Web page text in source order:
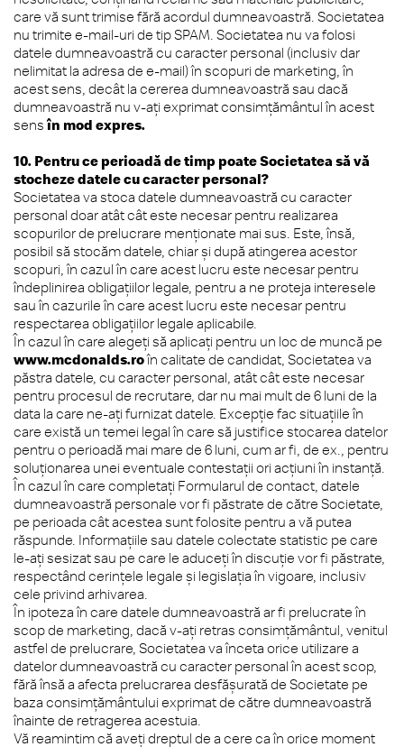
care vă sunt trimise fără acordul dumneavoastră. Societatea
nu trimite e-mail-uri de tip SPAM. Societatea nu va folosi
datele dumneavoastră cu caracter personal (inclusiv dar
nelimitat la adresa de e-mail) în scopuri de marketing, în
acest sens, decât la cererea dumneavoastră sau dacă
dumneavoastră nu v-ați exprimat consimțământul în acest
sens în mod expres.
10. Pentru ce perioadă de timp poate Societatea să vă
stocheze datele cu caracter personal?
Societatea va stoca datele dumneavoastră cu caracter
personal doar atât cât este necesar pentru realizarea
scopurilor de prelucrare menționate mai sus. Este, însă,
posibil să stocăm datele, chiar și după atingerea acestor
scopuri, în cazul în care acest lucru este necesar pentru
îndeplinirea obligațiilor legale, pentru a ne proteja interesele
sau în cazurile în care acest lucru este necesar pentru
respectarea obligațiilor legale aplicabile.
În cazul în care alegeți să aplicați pentru un loc de muncă pe
www.mcdonalds.roîn calitate de candidat, Societatea va
păstra datele, cu caracter personal, atât cât este necesar
pentru procesul de recrutare, dar nu mai mult de 6 luni de la
data la care ne-ați furnizat datele. Excepție fac situațiile în
care există un temei legal în care să justifice stocarea datelor
pentru o perioadă mai mare de 6 luni, cum ar fi, de ex., pentru
soluționarea unei eventuale contestații ori acțiuni în instanță.
În cazul în care completați Formularul de contact, datele
dumneavoastră personale vor fi păstrate de către Societate,
pe perioada cât acestea sunt folosite pentru a vă putea
răspunde. Informațiile sau datele colectate statistic pe care
le-ați sesizat sau pe care le aduceți în discuție vor fi păstrate,
respectând cerințele legale și legislația în vigoare, inclusiv
cele privind arhivarea.
În ipoteza în care datele dumneavoastră ar fi prelucrate în
scop de marketing, dacă v-ați retras consimțământul, venitul
astfel de prelucrare, Societatea va înceta orice utilizare a
datelor dumneavoastră cu caracter personal în acest scop,
fără însă a afecta prelucrarea desfășurată de Societate pe
baza consimțământului exprimat de către dumneavoastră
înainte de retragerea acestuia.
Vă reamintim că aveți dreptul de a cere ca în orice moment